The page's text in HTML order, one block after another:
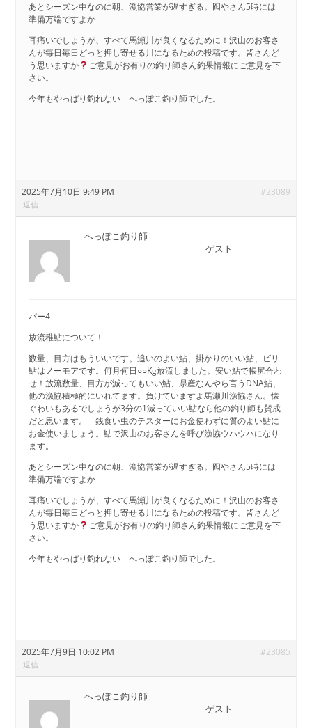
あとシーズン中なのに朝、漁協営業が遅すぎる。囮やさん5時には
準備万端ですよか
耳痛いでしょうが、すべて馬瀬川が良くなるために！沢山のお客さ
んが毎日毎日どっと押し寄せる川になるための投稿です。皆さんど
う思いますか
ご意見がお有りの釣り師さん釣果情報にご意見を下
さい。
今年もやっぱり釣れない へっぽこ釣り師でした。
2025年7月10日 9:49 PM #23089
返信
へっぽこ釣り師
ゲスト
パー4
放流稚鮎について！
数量、目方はもういいです。追いのよい鮎、掛かりのいい鮎、ビリ
鮎はノーモアです。何月何日○○Kg放流しました。安い鮎で帳尻合わ
せ！放流数量、目方が減ってもいい鮎、県産なんやら言うDNA鮎、
他の漁協積極的にいれてます。負けていますよ馬瀬川漁協さん。懐
ぐわいもあるでしょうが3分の1減っていい鮎なら他の釣り師も賛成
だと思います。 銭食い虫のテスターにお金使わずに質のよい鮎に
お金使いましょう。鮎で沢山のお客さんを呼び漁協ウハウハになり
ます。
あとシーズン中なのに朝、漁協営業が遅すぎる。囮やさん5時には
準備万端ですよか
耳痛いでしょうが、すべて馬瀬川が良くなるために！沢山のお客さ
んが毎日毎日どっと押し寄せる川になるための投稿です。皆さんど
う思いますか
ご意見がお有りの釣り師さん釣果情報にご意見を下
さい。
今年もやっぱり釣れない へっぽこ釣り師でした。
2025年7月9日 10:02 PM #23085
返信
へっぽこ釣り師
ゲスト